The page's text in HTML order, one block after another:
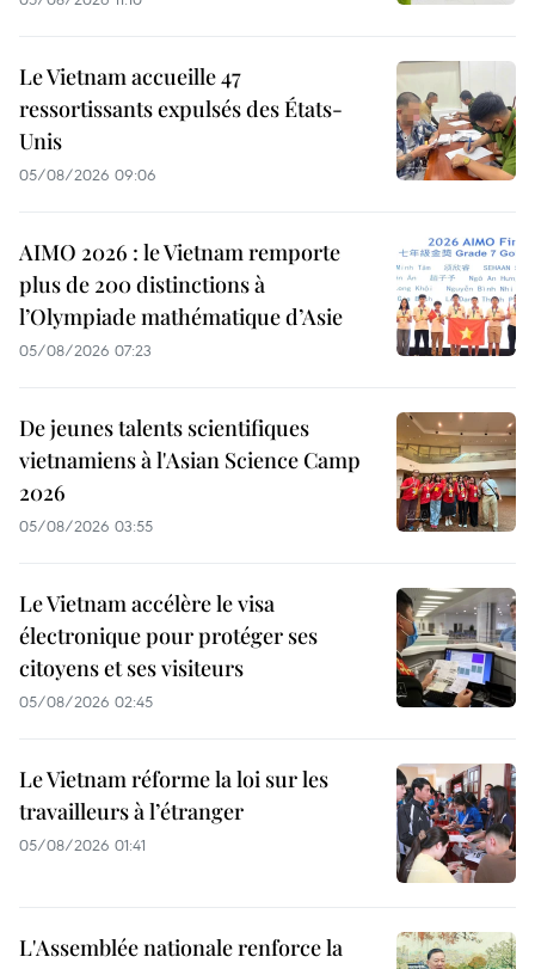
Le Vietnam accueille 47
ressortissants expulsés des États-
Unis
05/08/2026 09:06
AIMO 2026 : le Vietnam remporte
plus de 200 distinctions à
l’Olympiade mathématique d’Asie
05/08/2026 07:23
De jeunes talents scientifiques
vietnamiens à l'Asian Science Camp
2026
05/08/2026 03:55
Le Vietnam accélère le visa
électronique pour protéger ses
citoyens et ses visiteurs
05/08/2026 02:45
Le Vietnam réforme la loi sur les
travailleurs à l’étranger
05/08/2026 01:41
L'Assemblée nationale renforce la